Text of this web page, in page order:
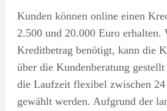
Kunden können online einen
2.500 und 20.000 Euro erhalten.
Kreditbetrag benötigt, kann die
über die Kundenberatung
die Laufzeit flexibel zwischen
gewählt werden. Aufgrund der